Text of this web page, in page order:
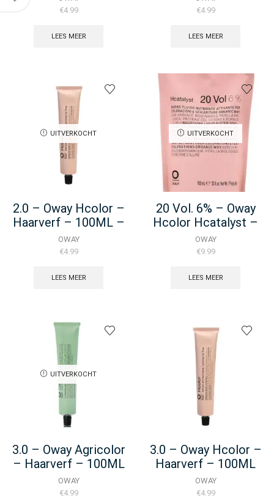
€4.99
LEES MEER
€4.99
LEES MEER
UITVERKOCHT
2.0 – Oway Hcolor –
Haarverf – 100ML –
(Duplicate Imported
From
OWAY
€4.99
LEES MEER
UITVERKOCHT
20 Vol. 6% – Oway
Hcolor Hcatalyst –
Katalysator
OWAY
€9.99
LEES MEER
UITVERKOCHT
3.0 – Oway Agricolor
– Haarverf – 100ML
OWAY
€4.99
3.0 – Oway Hcolor –
Haarverf – 100ML
OWAY
€4.99